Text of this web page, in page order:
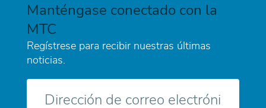
Manténgase conectado con la
MTC
Regístrese para recibir nuestras últimas
noticias.
electrónico